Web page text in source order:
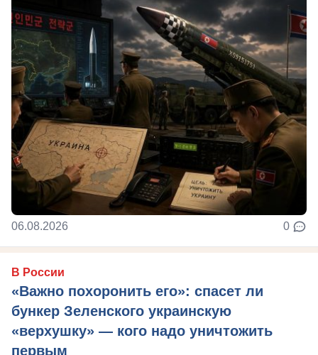
06.08.2026 0
В России
«Важно похоронить его»: спасет ли
бункер Зеленского украинскую
«верхушку» — кого надо уничтожить
первым